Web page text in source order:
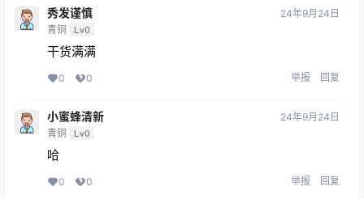
秀发谨慎
青铜 Lv0
24年9月24日
干货满满
0 0 举报 回复
小蜜蜂清新
青铜 Lv0
24年9月24日
哈
0 0 举报 回复